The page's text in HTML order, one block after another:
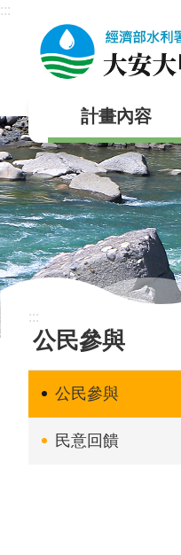
跳到主要內容區塊
:::
計畫內容
:::
公民參與
公民參與
民意回饋